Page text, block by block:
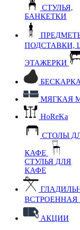
СТУЛЬЯ,
БАНКЕТКИ
ПОДСТАВКИ,
ЭТАЖЕРКИ
МЯГКАЯ
HoReKa
СТОЛЫ
КАФЕ
СТУЛЬЯ ДЛЯ
КАФЕ
ВСТРОЕННАЯ
АКЦИИ